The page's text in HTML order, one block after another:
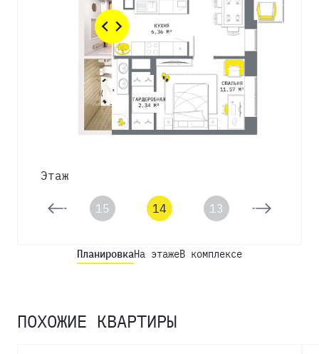
Этаж
16 15 14 13 12
ПланировкаНа этажеВ комплексе
ПОХОЖИЕ КВАРТИРЫ